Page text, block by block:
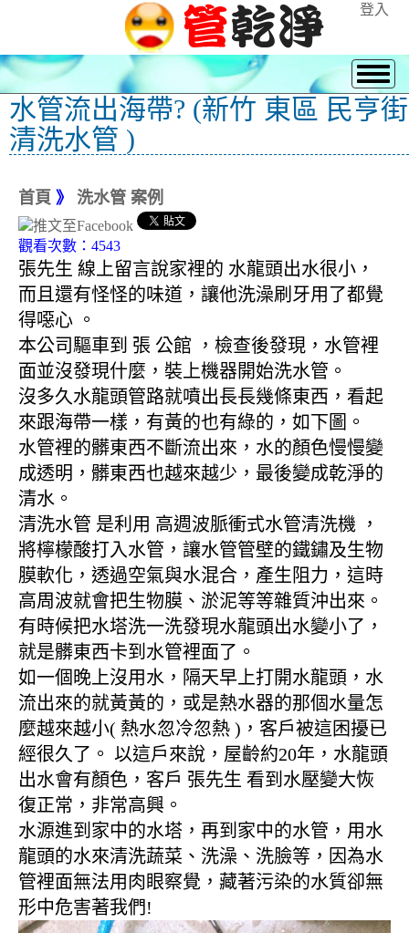
登入
水管流出海帶? (新竹 東區 民亨街
清洗水管 )
首頁 》 洗水管 案例
觀看次數：4543
張先生 線上留言說家裡的 水龍頭出水很小，
而且還有怪怪的味道，讓他洗澡刷牙用了都覺
得噁心 。
本公司驅車到 張 公館 ，檢查後發現，水管裡
面並沒發現什麼，裝上機器開始洗水管。
沒多久水龍頭管路就噴出長長幾條東西，看起
來跟海帶一樣，有黃的也有綠的，如下圖。
水管裡的髒東西不斷流出來，水的顏色慢慢變
成透明，髒東西也越來越少，最後變成乾淨的
清水。
清洗水管 是利用 高週波脈衝式水管清洗機 ，
將檸檬酸打入水管，讓水管管壁的鐵鏽及生物
膜軟化，透過空氣與水混合，產生阻力，這時
高周波就會把生物膜、淤泥等等雜質沖出來。
有時候把水塔洗一洗發現水龍頭出水變小了，
就是髒東西卡到水管裡面了。
如一個晚上沒用水，隔天早上打開水龍頭，水
流出來的就黃黃的，或是熱水器的那個水量怎
麼越來越小( 熱水忽冷忽熱 )，客戶被這困擾已
經很久了。 以這戶來說，屋齡約20年，水龍頭
出水會有顏色，客戶 張先生 看到水壓變大恢
復正常，非常高興。
水源進到家中的水塔，再到家中的水管，用水
龍頭的水來清洗蔬菜、洗澡、洗臉等，因為水
管裡面無法用肉眼察覺，藏著污染的水質卻無
形中危害著我們!